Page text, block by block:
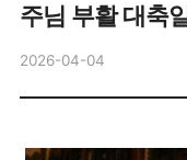
주님 부활 대축
2026-04-04